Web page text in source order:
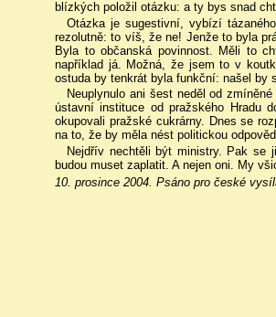
blízkých položil otázku: a ty bys snad
Otázka je sugestivní, vybízí
rezolutně: to víš, že ne! Jenže to byla
Byla to občanská povinnost. Měli to
například já. Možná, že jsem to v
ostuda by tenkrát byla funkční: našel
Neuplynulo ani šest neděl od
ústavní instituce od pražského Hradu
okupovali pražské cukrárny. Dnes se
na to, že by měla nést politickou
Nejdřív nechtěli být ministry. Pak se
budou muset zaplatit. A nejen oni. My
10. prosince 2004. Psáno pro české